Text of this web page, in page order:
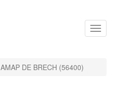
AMAP DE BRECH (56400)